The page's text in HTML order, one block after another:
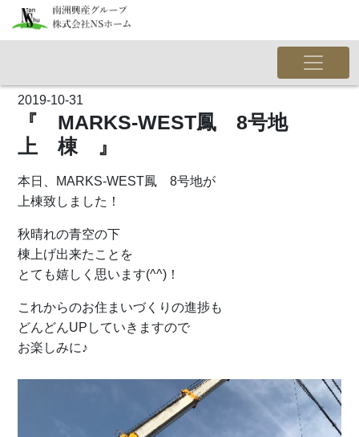
2019-10-31
『 MARKS-WEST鳳 8号地
上 棟 』
本日、MARKS-WEST鳳 8号地が
上棟致しました！
秋晴れの青空の下
棟上げ出来たことを
とても嬉しく思います(^^)！
これからのお住まいづくりの進捗も
どんどんUPしていきますので
お楽しみに♪